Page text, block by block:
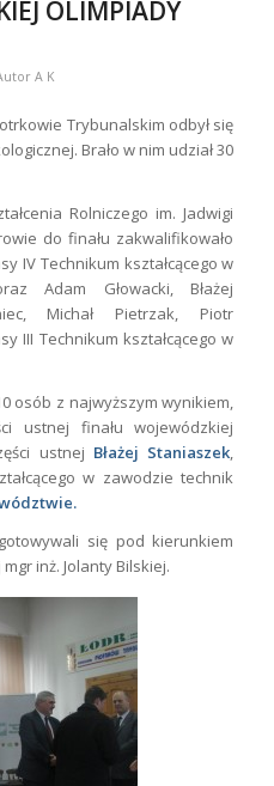
OLIMPIADY
A K
Trybunalskim odbył się
Brało w nim udział 30
Rolniczego im. Jadwigi
do finału zakwalifikowało
IV Technikum kształcącego w
Adam Głowacki, Błażej
Michał Pietrzak, Piotr
III Technikum kształcącego w
osób z najwyższym wynikiem,
ustnej finału wojewódzkiej
ustnej Błażej Staniaszek,
w zawodzie technik
się pod kierunkiem
inż. Jolanty Bilskiej.